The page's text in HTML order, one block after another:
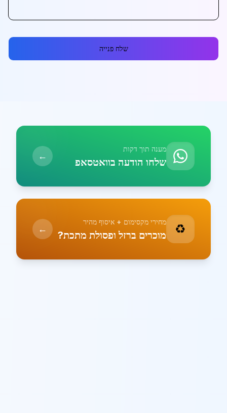
שלח פנייה
מענה תוך דקות
שלחו הודעה בוואטסאפ ←
♻️ מחירי מקסימום + איסוף מהיר
מוכרים ברזל ופסולת מתכת? ←